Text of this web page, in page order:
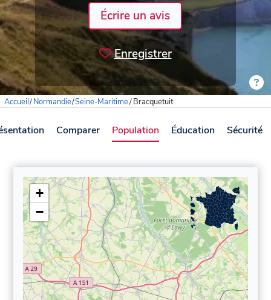
Écrire un avis
Enregistrer
Accueil/Normandie/Seine-Maritime/Bracquetuit
Comparer Population Éducation Sécurité
+
−